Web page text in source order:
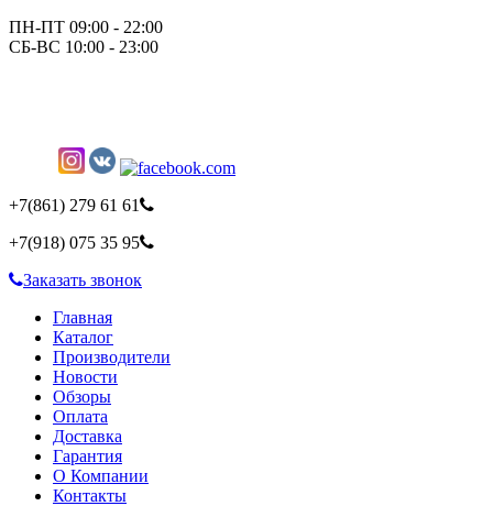
ПН-ПТ 09:00 - 22:00
СБ-ВС 10:00 - 23:00
+7(861) 279 61 61
+7(918) 075 35 95
Заказать звонок
Главная
Каталог
Производители
Новости
Обзоры
Оплата
Доставка
Гарантия
О Компании
Контакты